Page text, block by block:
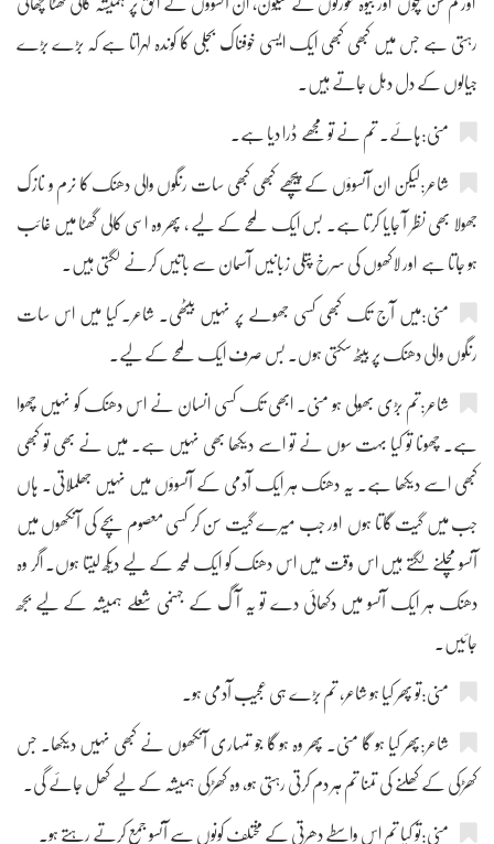
اور کم سن بچوں اور بیوہ عورتوں کے شیون، ان آنسوؤں کے افق پر ہمیشہ کالی گھٹا چھائی
رہتی ہے جس میں کبھی کبھی ایک ایسی خوفناک بجلی کا کوندہ لہراتا ہے کہ بڑے بڑے
جیالوں کے دل دہل جاتے ہیں۔
منی:ہائے۔ تم نے تو مجھے ڈرا دیا ہے۔
شاعر:لیکن ان آنسوؤں کے پیچھے کبھی کبھی سات رنگوں والی دھنک کا نرم و نازک
جھولا بھی نظر آ جایا کرتا ہے۔ بس ایک لمحے کے لیے ، پھر وہ اسی کالی گھٹا میں غائب
ہو جاتا ہے اور لاکھوں کی سرخ پتلی زبانیں آسمان سے باتیں کرنے لگتی ہیں۔
منی:میں آج تک کبھی کسی جھولے پر نہیں بیٹھی۔ شاعر۔ کیا میں اس سات
رنگوں والی دھنک پر بیٹھ سکتی ہوں۔ بس صرف ایک لمحے کے لیے۔
شاعر:تم بڑی بھولی ہو منی۔ ابھی تک کسی انسان نے اس دھنک کو نہیں چھوا
ہے۔ چھونا تو کیا بہت سوں نے تو اسے دیکھا بھی نہیں ہے۔ میں نے بھی تو کبھی
کبھی اسے دیکھا ہے۔ یہ دھنک ہر ایک آدمی کے آنسوؤں میں نہیں جھلملاتی۔ ہاں
جب میں گیت گاتا ہوں اور جب میرے گیت سن کر کسی معصوم بچے کی آنکھوں میں
آنسو مچلنے لگتے ہیں اس وقت میں اس دھنک کو ایک لمحہ کے لیے دیکھ لیتا ہوں۔ اگر وہ
دھنک ہر ایک آنسو میں دکھائی دے تو یہ آگ کے جہنمی شعلے ہمیشہ کے لیے بجھ
جائیں۔
منی:تو پھر کیا ہو شاعر، تم بڑے ہی عجیب آدمی ہو۔
شاعر:پھر کیا ہو گا منی۔ پھر وہ ہو گا جو تمہاری آنکھوں نے کبھی نہیں دیکھا۔ جس
کھڑکی کے کھلنے کی تمنا تم ہر دم کرتی رہتی ہو، وہ کھڑکی ہمیشہ کے لیے کھل جائے گی۔
منی:تو کیا تم اس واسطے دھرتی کے مختلف کونوں سے آنسو جمع کرتے رہتے ہو۔